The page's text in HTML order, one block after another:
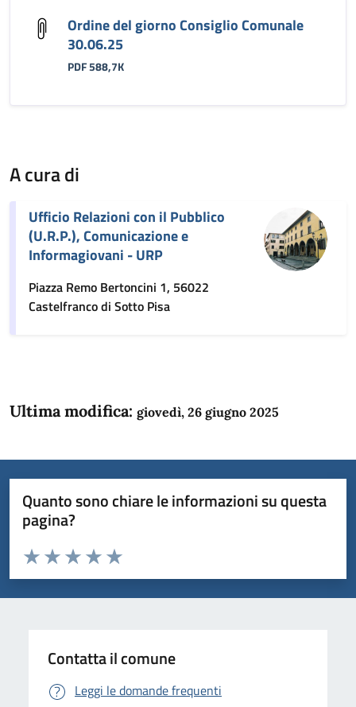
Ordine del giorno Consiglio Comunale
30.06.25
PDF 588,7K
A cura di
Ufficio Relazioni con il Pubblico
(U.R.P.), Comunicazione e
Informagiovani - URP
Piazza Remo Bertoncini 1, 56022
Castelfranco di Sotto Pisa
Ultima modifica: giovedì, 26 giugno 2025
Quanto sono chiare le informazioni su questa
pagina?
Domanda
Valuta da 1 a 5 stelle la pagina
Valuta 5 stelle su 5
Valuta 4 stelle su 5
Valuta 3 stelle su 5
Valuta 2 stelle su 5
Valuta 1 stelle su 5
Contatta il comune
Leggi le domande frequenti